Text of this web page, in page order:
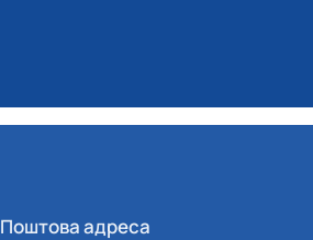
Поштова адреса